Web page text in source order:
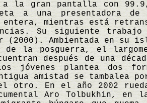
a la gran pantalla con
a una presentadora de
entera, mientras está
Su siguiente
(2000). Ambientada en
de la posguerra, el
después de una
jóvenes plantea dos
amistad se tambalea
otro. En el año 2002
Aro Tolbukhin, en